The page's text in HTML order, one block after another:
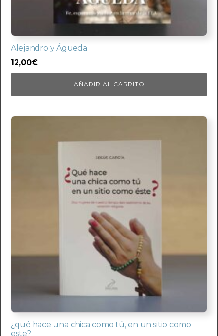
Alejandro y Águeda
12,00€
AÑADIR AL CARRITO
¿qué hace una chica como tú, en un sitio como
este?